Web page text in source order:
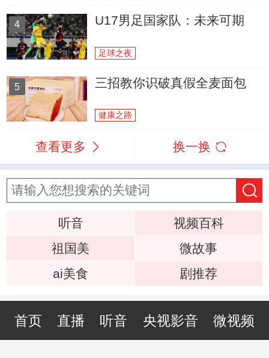
4 U17男足国家队：未来可期
足球之夜
5 三招教你识破真假全麦面包
健康之路
查看更多 换一换
听音
视频百科
祖国美
微故事
ai美食
剧推荐
首页 直播 听音 央视影音 微视频